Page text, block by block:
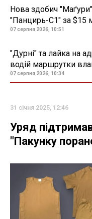
Нова здобич
"Панцирь-С1" за $15
07 серпня 2026, 10:51
"Дурні" та лайка на
водій маршрутки
07 серпня 2026, 10:34
31 січня 2025, 12:46
Уряд
"Пакунку